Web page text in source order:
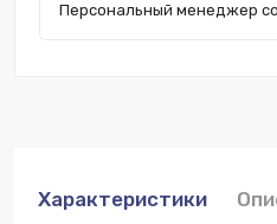
Персональный менеджер
Характеристики